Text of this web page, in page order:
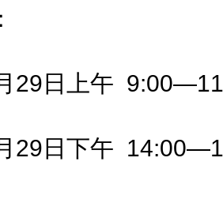
日上午
日下午